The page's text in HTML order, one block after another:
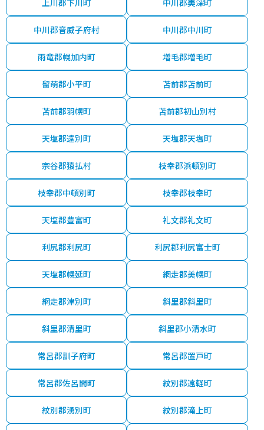
中川郡音威子府村 中川郡中川町
雨竜郡幌加内町 増毛郡増毛町
留萌郡小平町 苫前郡苫前町
苫前郡羽幌町 苫前郡初山別村
天塩郡遠別町 天塩郡天塩町
宗谷郡猿払村 枝幸郡浜頓別町
枝幸郡中頓別町 枝幸郡枝幸町
天塩郡豊富町 礼文郡礼文町
利尻郡利尻町 利尻郡利尻富士町
天塩郡幌延町 網走郡美幌町
網走郡津別町 斜里郡斜里町
斜里郡清里町 斜里郡小清水町
常呂郡訓子府町 常呂郡置戸町
常呂郡佐呂間町 紋別郡遠軽町
紋別郡湧別町 紋別郡滝上町